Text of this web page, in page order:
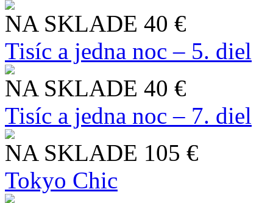
NA SKLADE 40 €
Tisíc a jedna noc – 5. diel
NA SKLADE 40 €
Tisíc a jedna noc – 7. diel
NA SKLADE 105 €
Tokyo Chic